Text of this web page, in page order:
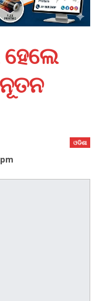
ଓଡିଶା